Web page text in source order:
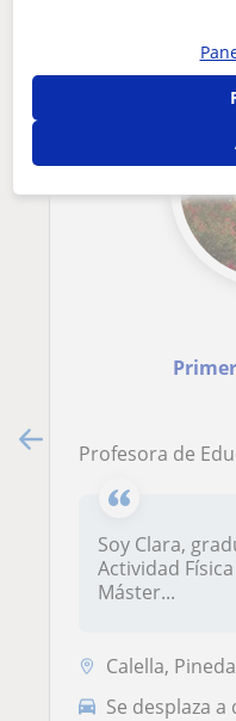
Profesora de
Soy Clara,
Actividad
Máster...
Calella, Pineda de Mar,
Se desplaza